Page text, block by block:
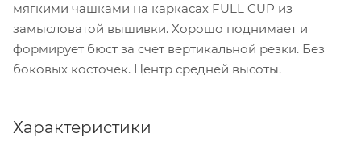
мягкими чашками на каркасах FULL CUP из
замысловатой вышивки. Хорошо поднимает и
формирует бюст за счет вертикальной резки. Без
боковых косточек. Центр средней высоты.
Характеристики